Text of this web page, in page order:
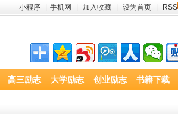
小程序 手机网 加入收藏 设为首页 RSS
高三励志 大学励志 创业励志 书籍下载